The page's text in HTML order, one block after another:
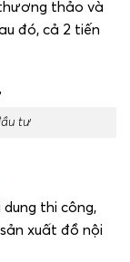
thảo và
đó, cả 2 tiến
tư
thi công,
xuất đồ nội